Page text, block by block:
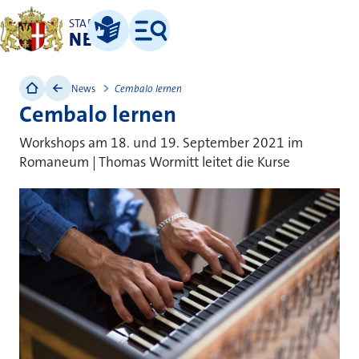
STADT
NEUSS
Leichte Sprache
Menü
News Cembalo lernen
Cembalo lernen
Workshops am 18. und 19. September 2021 im
Romaneum | Thomas Wormitt leitet die Kurse